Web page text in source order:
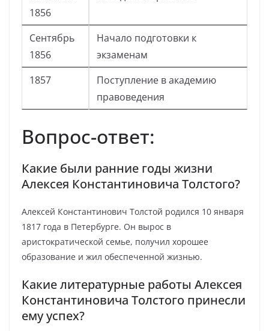
1856
Сентябрь
1856
Начало подготовки к
экзаменам
1857
Поступление в академию
правоведения
Вопрос-ответ:
Какие были ранние годы жизни
Алексея Константиновича Толстого?
Алексей Константинович Толстой родился 10 января
1817 года в Петербурге. Он вырос в
аристократической семье, получил хорошее
образование и жил обеспеченной жизнью.
Какие литературные работы Алексея
Константиновича Толстого принесли
ему успех?